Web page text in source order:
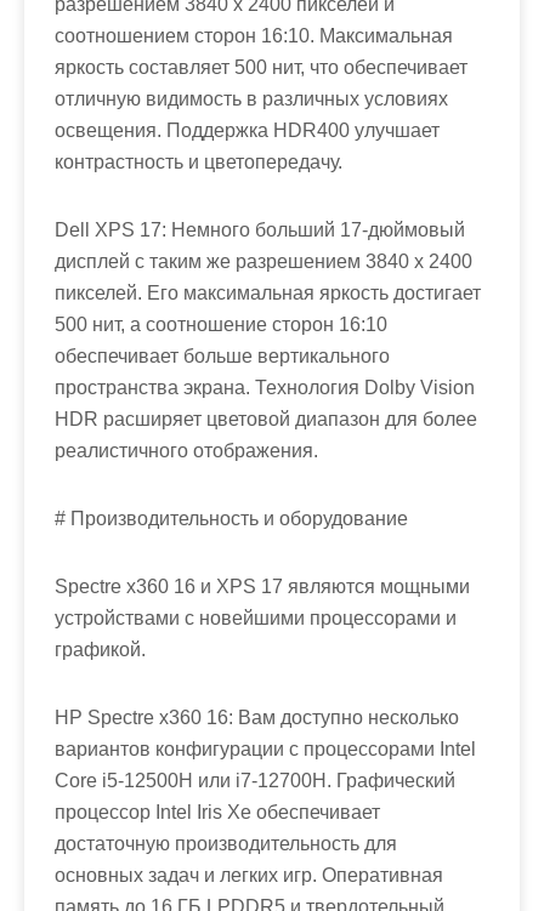
разрешением 3840 x 2400 пикселей и
соотношением сторон 16:10. Максимальная
яркость составляет 500 нит, что обеспечивает
отличную видимость в различных условиях
освещения. Поддержка HDR400 улучшает
контрастность и цветопередачу.
Dell XPS 17: Немного больший 17-дюймовый
дисплей с таким же разрешением 3840 x 2400
пикселей. Его максимальная яркость достигает
500 нит, а соотношение сторон 16:10
обеспечивает больше вертикального
пространства экрана. Технология Dolby Vision
HDR расширяет цветовой диапазон для более
реалистичного отображения.
# Производительность и оборудование
Spectre x360 16 и XPS 17 являются мощными
устройствами с новейшими процессорами и
графикой.
HP Spectre x360 16: Вам доступно несколько
вариантов конфигурации с процессорами Intel
Core i5-12500H или i7-12700H. Графический
процессор Intel Iris Xe обеспечивает
достаточную производительность для
основных задач и легких игр. Оперативная
память до 16 ГБ LPDDR5 и твердотельный